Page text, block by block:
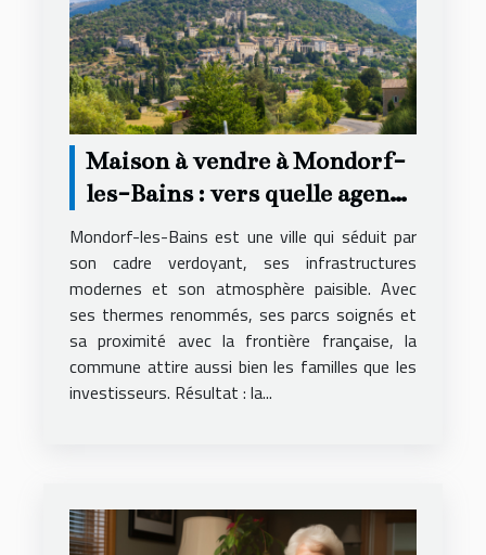
Maison à vendre à Mondorf-
les-Bains : vers quelle agence
se tourner ?
Mondorf-les-Bains est une ville qui séduit par
son cadre verdoyant, ses infrastructures
modernes et son atmosphère paisible. Avec
ses thermes renommés, ses parcs soignés et
sa proximité avec la frontière française, la
commune attire aussi bien les familles que les
investisseurs. Résultat : la...